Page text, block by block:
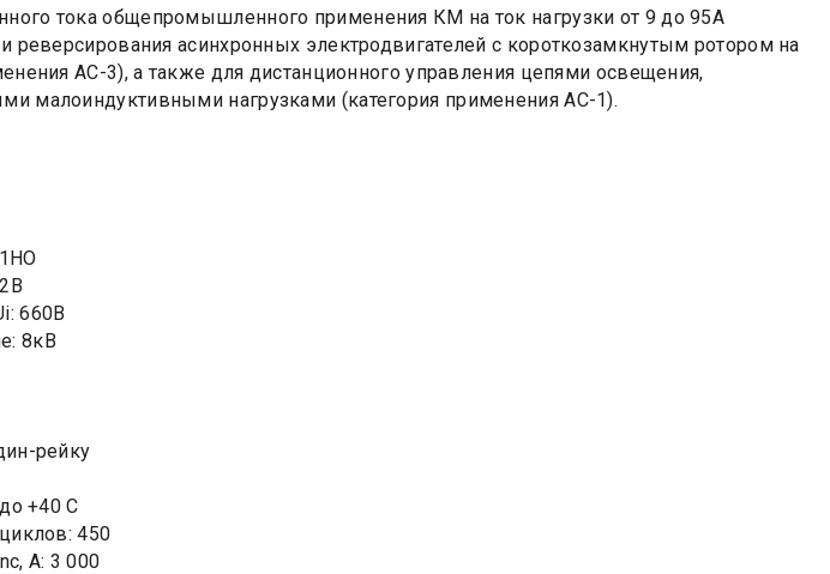
тока общепромышленного применения КМ на ток нагрузки от 9 до 95А
реверсирования асинхронных электродвигателей с короткозамкнутым ротором на
АС-3), а также для дистанционного управления цепями освещения,
малоиндуктивными нагрузками (категория применения АС-1).
660В
8кВ
рейку
+40 С
450
А: 3 000